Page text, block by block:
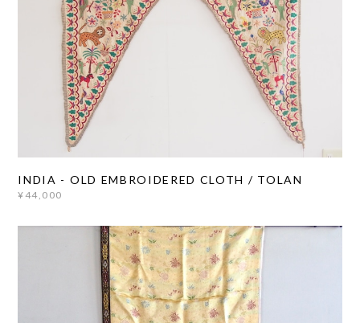
INDIA - OLD EMBROIDERED CLOTH / TOLAN
¥44,000